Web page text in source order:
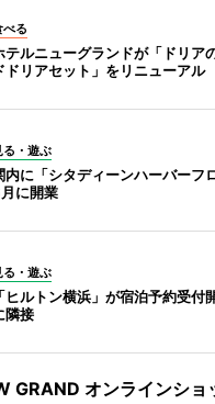
べる
テルニューグランドが「ドリア
ドリアセット」をリニューアル
る・遊ぶ
内に「シタディーンハーバーフ
に開業
る・遊ぶ
「ヒルトン横浜」が宿泊予約受付
隣接
GRAND オンラインショ